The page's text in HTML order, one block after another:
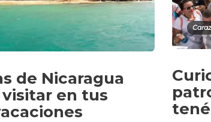
de Nicaragua
en tus